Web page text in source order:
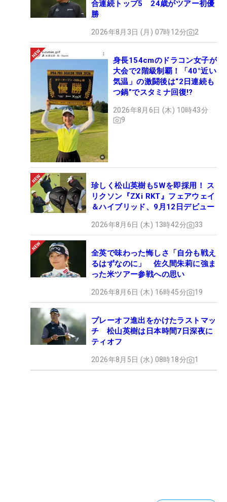
合連続トップ5 24歳がツアー初優
勝
2026年8月3日 (月) 07時12分 2
身長154cmのドラコン女子が
大会で2階級制覇！「40°近い
気温」の激闘後は“2日連続も
つ鍋”でスタミナ回復!?
2026年8月6日 (木) 10時43分
9
珍しく松山英樹も5Wを即採用！ ス
リクソン『ZXi RKT』フェアウェイ
＆ハイブリッド、9月12日デビュー
2026年8月6日 (木) 13時42分 33
全英で味わった悔しさ「自分も戦え
るはずなのに」 佐久間朱莉に強ま
った米ツアー参戦への思い
2026年8月6日 (木) 16時45分 19
プレーオフ進出をかけたラストマッ
チ 松山英樹は日本時間7日深夜に
ティオフ
2026年8月5日 (水) 08時18分 1